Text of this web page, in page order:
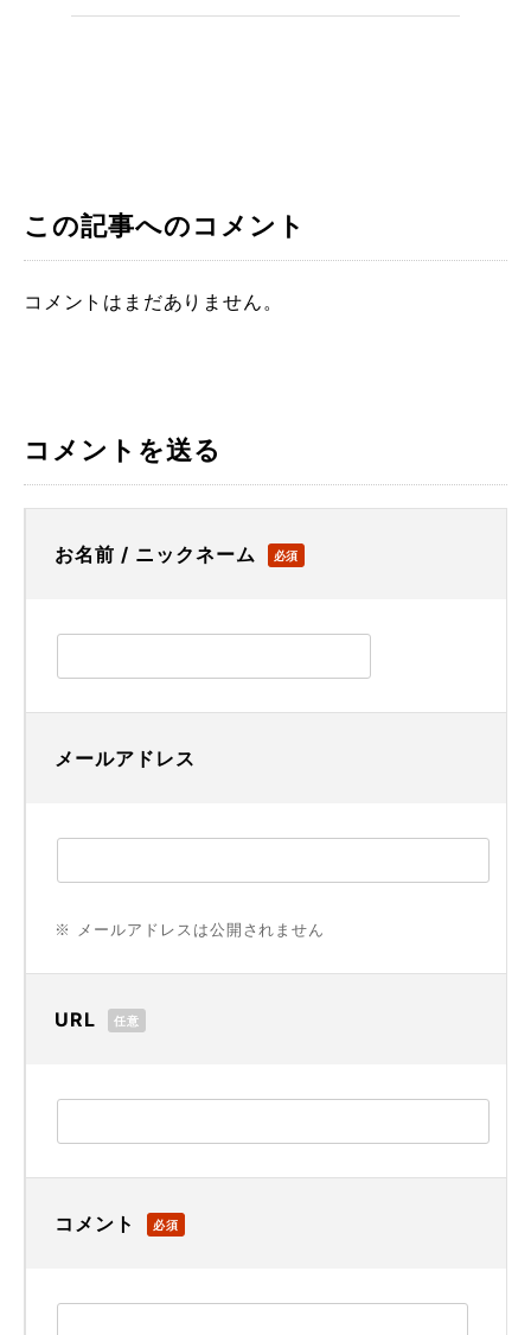
この記事へのコメント
コメントはまだありません。
コメントを送る
お名前 / ニックネーム 必須
メールアドレス
※ メールアドレスは公開されません
URL 任意
コメント 必須